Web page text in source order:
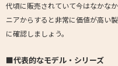
代頃に販売されていて今はなかな
ニアからすると非常に価値が高い
に確認しましょう。
■代表的なモデル・シリーズ